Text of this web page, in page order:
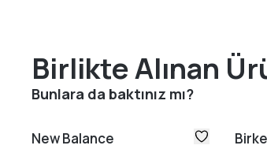
Birlikte Alınan
Bunlara da baktınız mı?
New Balance